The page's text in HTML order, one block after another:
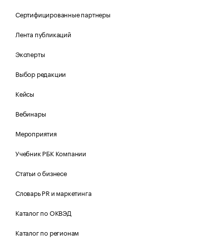
Сертифицированные партнеры
Лента публикаций
Эксперты
Выбор редакции
Кейсы
Вебинары
Мероприятия
Учебник РБК Компании
Статьи о бизнесе
Словарь PR и маркетинга
Каталог по ОКВЭД
Каталог по регионам